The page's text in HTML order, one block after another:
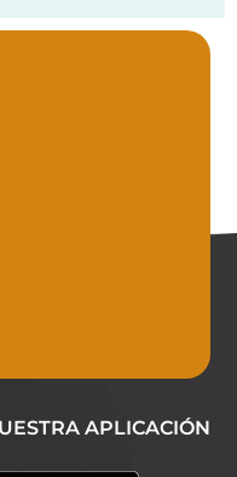
APLICACIÓN